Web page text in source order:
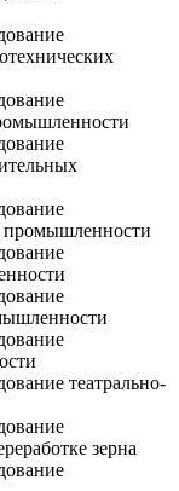
промышленности
театрально-
зерна